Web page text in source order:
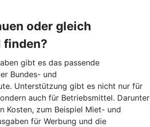
oder gleich
finden?
gibt es das passende
Bundes- und
Unterstützung gibt es nicht nur für
auch für Betriebsmittel. Darunter
Kosten, zum Beispiel Miet- und
für Werbung und die